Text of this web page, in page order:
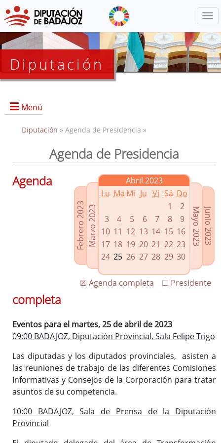
Diputación
Menú
Presidencia
Grupos Políticos
Enlaces relacionados
Agenda de Presidencia
Plenos provinciales y Juntas de gobierno
Oficina de Proyectos Europeos
Diputación » Agenda de Presidencia »
Agenda de Presidencia
Febrero 2023Marzo 2023
Abril 2023
Lu Ma Mi Ju Vi Sá Do
1
2
3
4 5 6 7 8
9
10 11 12 13 14 15 16
17 18 19 20 21 22 23
24 25 26 27 28 29 30
Junio 2023
Mayo 2023
☐ Presidente
☒ Agenda completa
Agenda
completa
Eventos para el martes, 25 de abril de 2023
09:00 BADAJOZ, Diputación Provincial, Sala Felipe Trigo
Las diputadas y los diputados provinciales, asisten a
las reuniones de trabajo de las diferentes Comisiones
Informativas y Consejos de la Corporación para tratar
asuntos de su competencia.
10:00 BADAJOZ, Sala de Prensa de la Diputación
Provincial